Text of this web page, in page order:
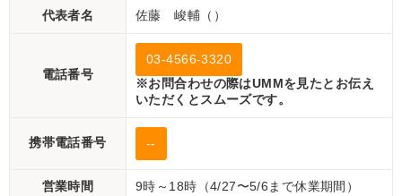
代表者名 佐藤 峻輔（）
電話番号
03-4566-3320
※お問合わせの際はUMMを見たとお伝え
いただくとスムーズです。
携帯電話番号 --
営業時間 9時～18時（4/27〜5/6まで休業期間）